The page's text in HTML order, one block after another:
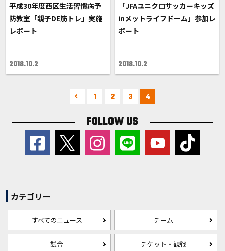
平成30年度西区生活習慣病予
防教室「親子DE筋トレ」実施
レポート
2018.10.2
「JFAユニクロサッカーキッズ
inメットライフドーム」参加レ
ポート
2018.10.2
1 2 3 4
FOLLOW US
カテゴリー
すべてのニュース チーム
試合 チケット・観戦